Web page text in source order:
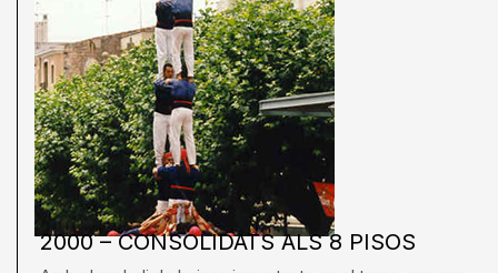
2000 – CONSOLIDATS ALS 8 PISOS